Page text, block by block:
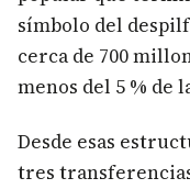
símbolo del
cerca de 700
menos del 5 % de
Desde esas
tres